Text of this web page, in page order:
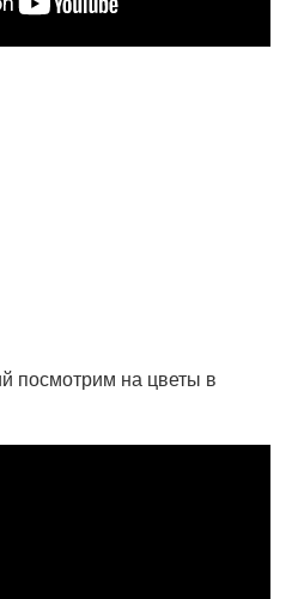
посмотрим на цветы в